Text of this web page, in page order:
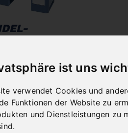
ist uns
verwendet Cookies und
Funktionen der Website zu
und Dienstleistungen zu
.
DT